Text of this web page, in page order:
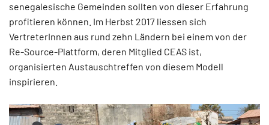
senegalesische Gemeinden sollten von dieser Erfahrung
profitieren können. Im Herbst 2017 liessen sich
VertreterInnen aus rund zehn Ländern bei einem von der
Re-Source-Plattform, deren Mitglied CEAS ist,
organisierten Austauschtreffen von diesem Modell
inspirieren.